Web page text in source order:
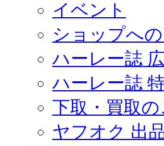
イベント
ショップへ
ハーレー誌
ハーレー誌
下取・買取の
ヤフオク 出